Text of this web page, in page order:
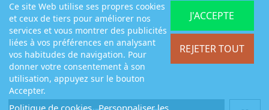
Ce site Web utilise ses propres cookies
et ceux de tiers pour améliorer nos
services et vous montrer des publicités
liées à vos préférences en analysant
vos habitudes de navigation. Pour
donner votre consentement à son
utilisation, appuyez sur le bouton
Accepter.
Politique de cookies Personnaliser les
REJETER TOUT
J'ACCEPTE